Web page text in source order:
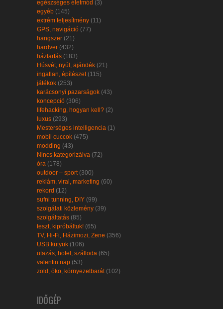
egészséges életmód (3)
egyéb (145)
extrém teljesítmény (11)
GPS, navigáció (77)
hangszer (21)
hardver (432)
háztartás (183)
Húsvét, nyúl, ajándék (21)
ingatlan, építészet (115)
játékok (253)
karácsonyi pazarságok (43)
koncepció (306)
lifehacking, hogyan kell? (2)
luxus (293)
Mesterséges intelligencia (1)
mobil cuccok (475)
modding (43)
Nincs kategorizálva (72)
óra (178)
outdoor – sport (300)
reklám, viral, marketing (60)
rekord (12)
sufni tunning, DIY (99)
szolgálati közlemény (39)
szolgáltatás (85)
teszt, kipróbáltuk! (65)
TV, Hi-Fi, Házimozi, Zene (356)
USB kütyük (106)
utazás, hotel, szálloda (65)
valentin nap (53)
zöld, öko, környezetbarát (102)
IDŐGÉP